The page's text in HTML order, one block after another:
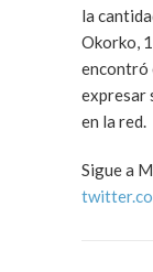
la
Okorko, 170 mil
encontró
expresar
en la red.
Sigue a